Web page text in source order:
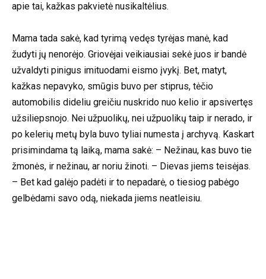
apie tai, kažkas pakvietė nusikaltėlius.
Mama tada sakė, kad tyrimą vedęs tyrėjas manė, kad
žudyti jų nenorėjo. Griovėjai veikiausiai sekė juos ir bandė
užvaldyti pinigus imituodami eismo įvykį. Bet, matyt,
kažkas nepavyko, smūgis buvo per stiprus, tėčio
automobilis dideliu greičiu nuskrido nuo kelio ir apsivertęs
užsiliepsnojo. Nei užpuolikų, nei užpuolikų taip ir nerado, ir
po kelerių metų byla buvo tyliai numesta į archyvą. Kaskart
prisimindama tą laiką, mama sakė: – Nežinau, kas buvo tie
žmonės, ir nežinau, ar noriu žinoti. – Dievas jiems teisėjas.
– Bet kad galėjo padėti ir to nepadarė, o tiesiog pabėgo
gelbėdami savo odą, niekada jiems neatleisiu.